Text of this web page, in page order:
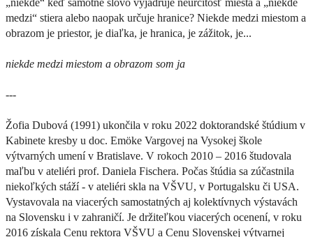
medzi“ stiera alebo naopak určuje hranice? Niekde medzi miestom a
obrazom je priestor, je diaľka, je hranica, je zážitok, je...
niekde medzi miestom a obrazom som ja
---
Žofia Dubová (1991) ukončila v roku 2022 doktorandské štúdium v
Kabinete kresby u doc. Emöke Vargovej na Vysokej škole
výtvarných umení v Bratislave. V rokoch 2010 – 2016 študovala
maľbu v ateliéri prof. Daniela Fischera. Počas štúdia sa zúčastnila
niekoľkých stáží - v ateliéri skla na VŠVU, v Portugalsku či USA.
Vystavovala na viacerých samostatných aj kolektívnych výstavách
na Slovensku i v zahraničí. Je držiteľkou viacerých ocenení, v roku
2016 získala Cenu rektora VŠVU a Cenu Slovenskej výtvarnej